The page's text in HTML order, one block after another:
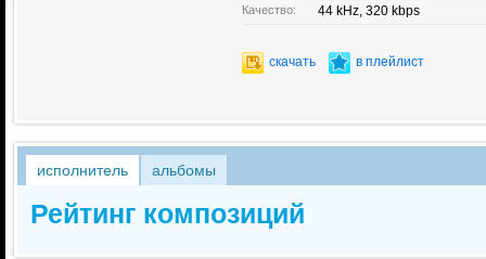
Качество: 44 kHz, 320 kbps
скачать в плейлист
исполнитель альбомы
Рейтинг композиций